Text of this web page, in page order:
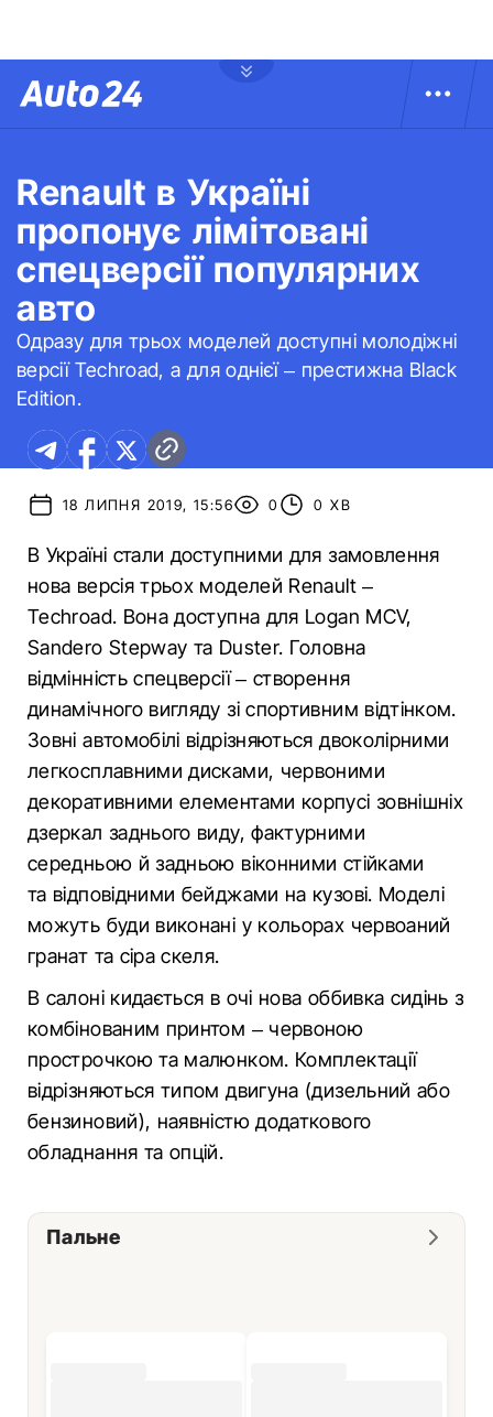
Renault в Україні
пропонує лімітовані
спецверсії популярних
авто
Одразу для трьох моделей доступні молодіжні
версії Techroad, а для однієї – престижна Black
Edition.
18 ЛИПНЯ 2019, 15:56 0 0 ХВ
В Україні стали доступними для замовлення
нова версія трьох моделей Renault –
Techroad. Вона доступна для Logan MCV,
Sandero Stepway та Duster. Головна
відмінність спецверсії – створення
динамічного вигляду зі спортивним відтінком.
Зовні автомобілі відрізняються двоколірними
легкосплавними дисками, червоними
декоративними елементами корпусі зовнішніх
дзеркал заднього виду, фактурними
середньою й задньою віконними стійками
та відповідними бейджами на кузові. Моделі
можуть буди виконані у кольорах червоаний
гранат та сіра скеля.
В салоні кидається в очі нова оббивка сидінь з
комбінованим принтом – червоною
прострочкою та малюнком. Комплектації
відрізняються типом двигуна (дизельний або
бензиновий), наявністю додаткового
обладнання та опцій.
Пальне